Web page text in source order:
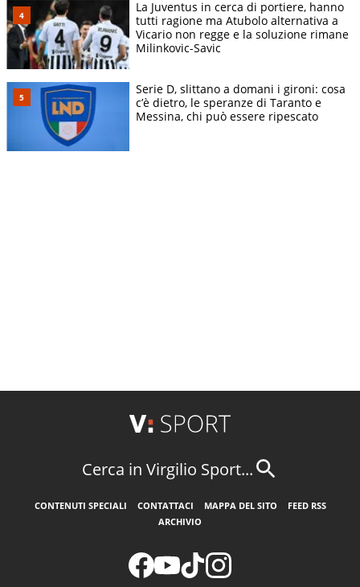
La Juventus in cerca di portiere, hanno
tutti ragione ma Atubolo alternativa a
Vicario non regge e la soluzione rimane
Milinkovic-Savic
Serie D, slittano a domani i gironi: cosa
c’è dietro, le speranze di Taranto e
Messina, chi può essere ripescato
Cerca in Virgilio Sport...
CONTENUTI SPECIALI CONTATTACI MAPPA DEL SITO
FEED RSS
ARCHIVIO